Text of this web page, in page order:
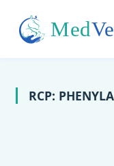
RCP: